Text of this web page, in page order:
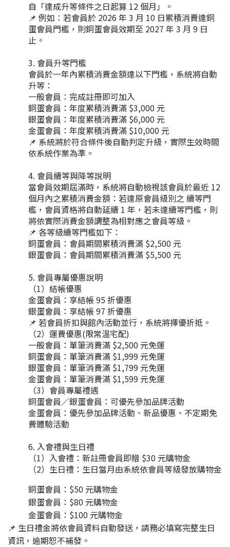
自「達成升等條件之日起算 12 個月」。
📌 例如：若會員於 2026 年 3 月 10 日累積消費達銅
蛋會員門檻，則銅蛋會員效期至 2027 年 3 月 9 日
止。
會員升等門檻
會員於一年內累積消費金額達以下門檻，系統將自動
升等：
一般會員：完成註冊即可加入
銅蛋會員：年度累積消費滿 $3,000 元
銀蛋會員：年度累積消費滿 $6,000 元
金蛋會員：年度累積消費滿 $10,000 元
📌 系統將於符合條件後自動判定升級，實際生效時間
依系統作業為準。
會員續等與降等說明
當會員效期屆滿時，系統將自動檢視該會員於最近 12
個月內之累積消費金額：若達原會員級別之 續等門
檻，會員資格將自動延續 1 年，若未達續等門檻，則
將依實際消費金額調整為相對應之會員等級。
📌 各等級續等門檻如下：
銅蛋會員：會員期間累積消費滿 $2,500 元
銀蛋會員：會員期間累積消費滿 $5,500 元
會員專屬優惠說明
（1）結帳優惠
金蛋會員：享結帳 95 折優惠
銀蛋會員：享結帳 97 折優惠
📌 若會員折扣與館內活動並行，系統將擇優折抵。
（2）運費優惠(限常溫宅配)
一般會員：單筆消費滿 $2,500 元免運
銅蛋會員：單筆消費滿 $1,999 元免運
銀蛋會員：單筆消費滿 $1,799 元免運
金蛋會員：單筆消費滿 $1,599 元免運
（3）會員專屬禮遇
銅蛋會員／銀蛋會員：可優先參加品牌活動
金蛋會員：優先參加品牌活動、新品優惠、不定期免
費體驗活動
入會禮與生日禮
（1）入會禮：新註冊會員即贈 $30 元購物金
（2）生日禮：生日當月由系統依會員等級發放購物金
銅蛋會員：$50 元購物金
銀蛋會員：$80 元購物金
金蛋會員：$100 元購物金
📌 生日禮金將依會員資料自動發送，請務必填寫完整生日
資訊，逾期恕不補發。